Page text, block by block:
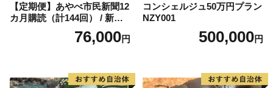
【定期便】あやべ市民新聞12
カ月購読（計144回） / 新聞
情報誌 定期購読 綾部市 / 株
式会社あやべ市民新聞社［B
76,000円
コンシェルジュ50万円プラン
NZY001
500,000円